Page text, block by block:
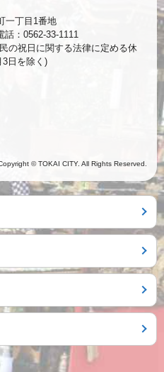
一丁目1番地
：0562-33-1111
の祝日に関する法律に定める休
3日を除く)
© TOKAI CITY. All Rights Reserved.